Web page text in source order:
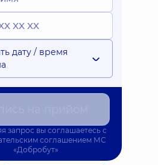
приема: Сьогодні о 20:30
дату / время
запрос вы соглашаетесь с
соглашением МС
«Добробут»